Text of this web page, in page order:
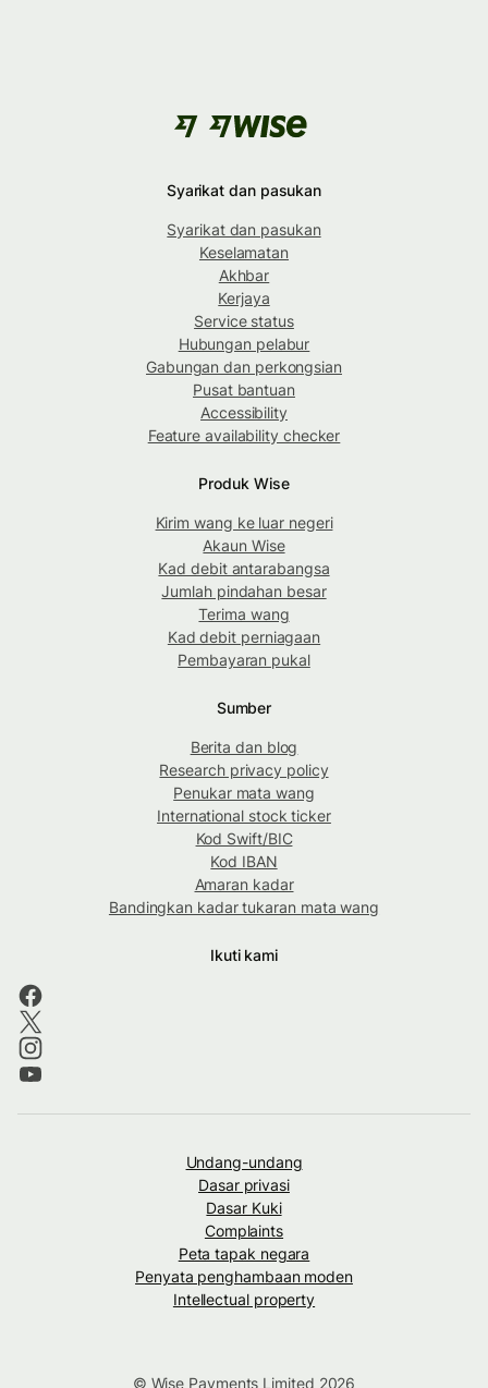
Syarikat dan pasukan
Syarikat dan pasukan
Keselamatan
Akhbar
Kerjaya
Service status
Hubungan pelabur
Gabungan dan perkongsian
Pusat bantuan
Accessibility
Feature availability checker
Produk Wise
Kirim wang ke luar negeri
Akaun Wise
Kad debit antarabangsa
Jumlah pindahan besar
Terima wang
Kad debit perniagaan
Pembayaran pukal
Sumber
Berita dan blog
Research privacy policy
Penukar mata wang
International stock ticker
Kod Swift/BIC
Kod IBAN
Amaran kadar
Bandingkan kadar tukaran mata wang
Ikuti kami
Undang-undang
Dasar privasi
Dasar Kuki
Complaints
Peta tapak negara
Penyata penghambaan moden
Intellectual property
© Wise Payments Limited 2026